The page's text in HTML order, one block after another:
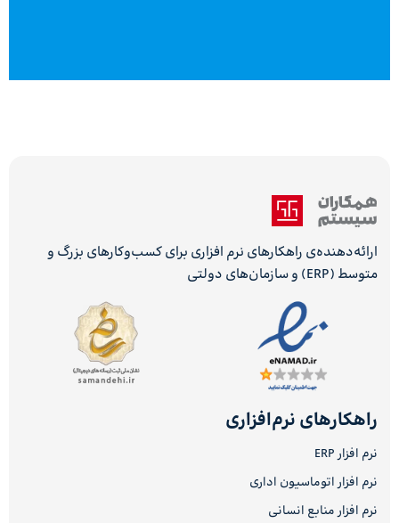
ارائه‌دهنده‌ی راهکارهای نرم افزاری برای کسب‌وکارهای بزرگ و
متوسط (ERP) و سازمان‌های دولتی
راهکارهای نرم‌افزاری
نرم افزار ERP
نرم افزار اتوماسیون اداری
نرم افزار منابع انسانی